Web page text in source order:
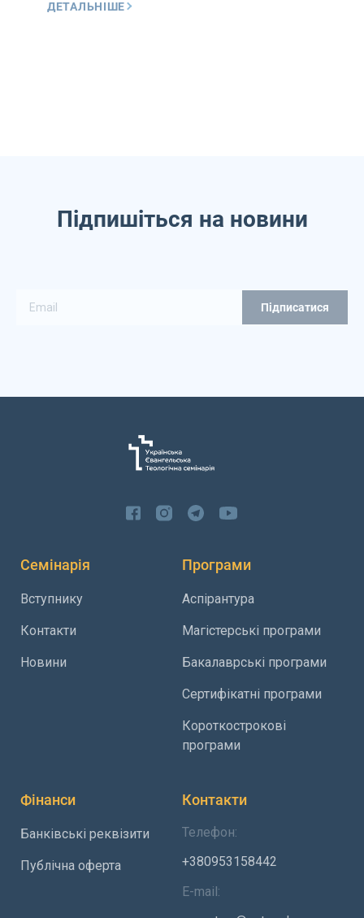
ДЕТАЛЬНІШЕ
Підпишіться на новини
Семінарія
Вступнику
Контакти
Новини
Програми
Аспірантура
Магістерські програми
Бакалаврські програми
Сертифікатні програми
Короткострокові
програми
Фінанси
Банківські реквізити
Публічна оферта
Контакти
Телефон:
+380953158442
E-mail: